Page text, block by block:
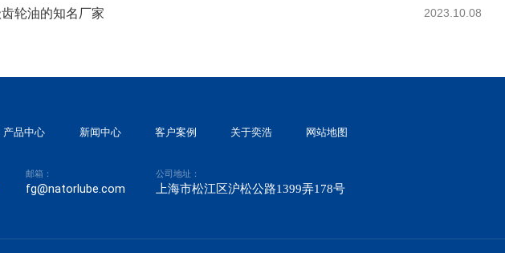
轮油的知名厂家 2023.10.08
产品中心 新闻中心 客户案例 关于奕浩 网站地图
邮箱：
fg@natorlube.com
公司地址：
上海市松江区沪松公路1399弄178号